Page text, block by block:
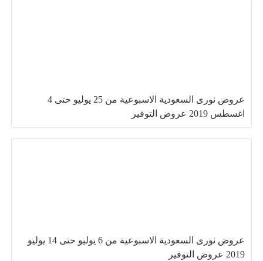
عروض نورى السعودية الاسبوعية من 25 يوليو حتى 4
اغسطس 2019 عروض التوفير
عروض نورى السعودية الاسبوعية من 6 يوليو حتى 14 يوليو
2019 عروض التوفير